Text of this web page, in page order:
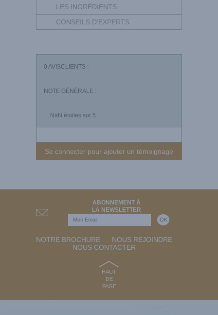
LES INGRÉDIENTS
CONSEILS D'EXPERTS
0 AVISCLIENTS :
NOTE GÉNÉRALE :
NaN étoiles sur 5
Se connecter pour ajouter un témoignage
ABONNEMENT À
LA NEWSLETTER
NOTRE BROCHURE
NOUS REJOINDRE
NOUS CONTACTER
HAUT
DE
PAGE